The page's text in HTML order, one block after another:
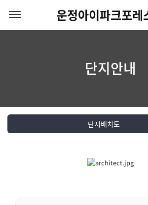
운정아이파크포레
단지안내
단지배치도